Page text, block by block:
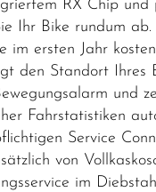
RX Chip und
Ihr Bike rundum
im ersten Jahr
den Standort Ihres
und
Fahrstatistiken
Service
von
im